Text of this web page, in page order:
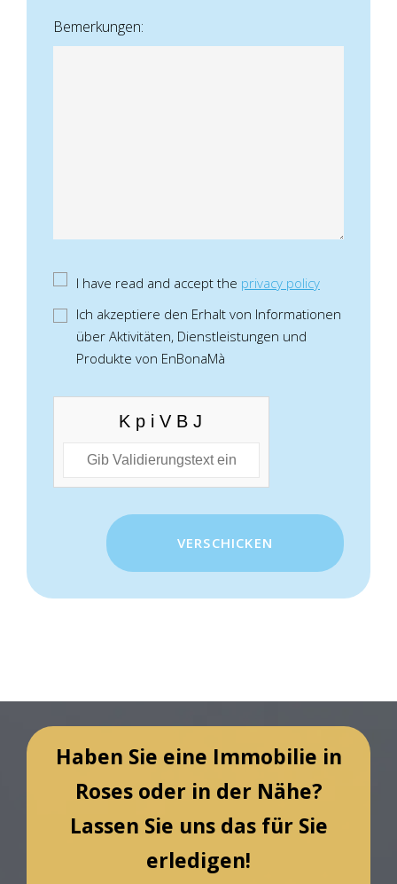
Bemerkungen:
I have read and accept the privacy policy
Ich akzeptiere den Erhalt von Informationen
über Aktivitäten, Dienstleistungen und
Produkte von EnBonaMà
Haben Sie eine Immobilie in
Roses oder in der Nähe?
Lassen Sie uns das für Sie
erledigen!